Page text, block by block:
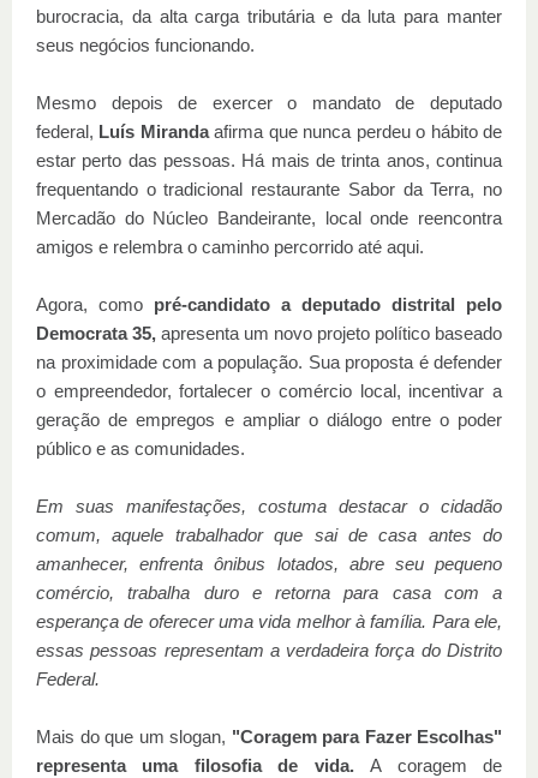
burocracia, da alta carga tributária e da luta para manter
seus negócios funcionando.
Mesmo depois de exercer o mandato de deputado
federal, Luís Mirandaafirma que nunca perdeu o hábito de
estar perto das pessoas. Há mais de trinta anos, continua
frequentando o tradicional restaurante Sabor da Terra, no
Mercadão do Núcleo Bandeirante, local onde reencontra
amigos e relembra o caminho percorrido até aqui.
Agora, como pré-candidato a deputado distrital pelo
Democrata 35, apresenta um novo projeto político baseado
na proximidade com a população. Sua proposta é defender
o empreendedor, fortalecer o comércio local, incentivar a
geração de empregos e ampliar o diálogo entre o poder
público e as comunidades.
Em suas manifestações, costuma destacar o cidadão
comum, aquele trabalhador que sai de casa antes do
amanhecer, enfrenta ônibus lotados, abre seu pequeno
comércio, trabalha duro e retorna para casa com a
esperança de oferecer uma vida melhor à família. Para ele,
essas pessoas representam a verdadeira força do Distrito
Federal.
Mais do que um slogan, "Coragem para Fazer Escolhas"
representa uma filosofia de vida.A coragem de